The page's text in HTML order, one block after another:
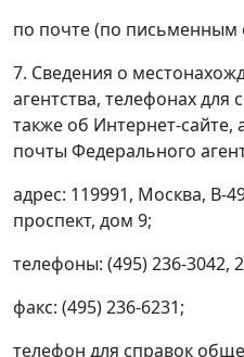
по почте (по письменным
7. Сведения о
агентства, телефонах для
также об Интернет-сайте,
почты Федерального
адрес: 119991, Москва, В-
проспект, дом 9;
телефоны: (495) 236-3042,
факс: (495) 236-6231;
телефон для справок